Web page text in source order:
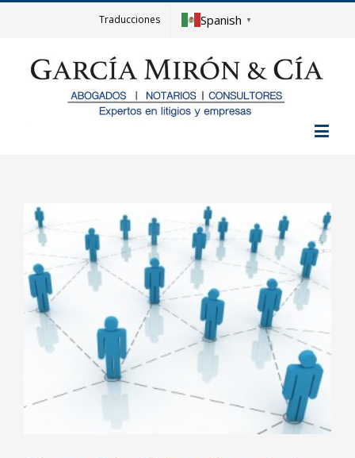
Traducciones Spanish ▼
View
Larger
Image